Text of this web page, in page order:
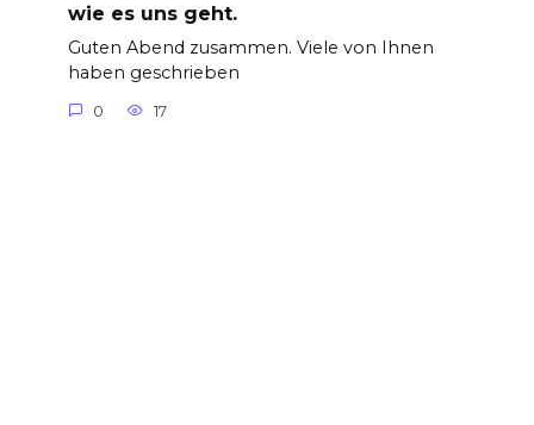
wie es uns geht.
Guten Abend zusammen. Viele von Ihnen
haben geschrieben
0 17